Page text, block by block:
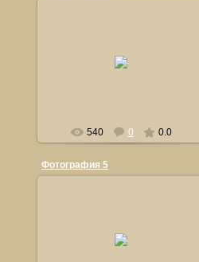
540 0 0.0
Фотография 5